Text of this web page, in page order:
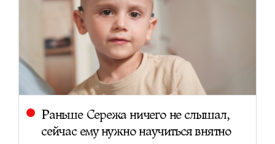
Раньше Сережа ничего не слышал,
сейчас ему нужно научиться внятно